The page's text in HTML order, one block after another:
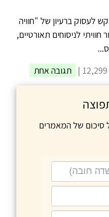
לעסוק ברעיון של "חוויה
לניסוחים תאורטיים,
תגובה אחת
סיכום של המאמרים